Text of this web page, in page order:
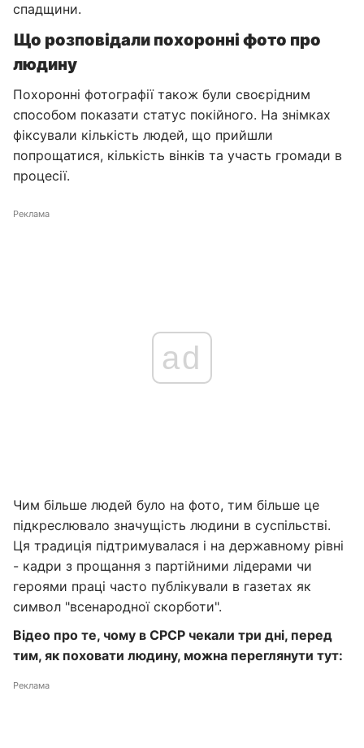
спадщини.
Що розповідали похоронні фото про
людину
Похоронні фотографії також були своєрідним
способом показати статус покійного. На знімках
фіксували кількість людей, що прийшли
попрощатися, кількість вінків та участь громади в
процесії.
Реклама
ad
Чим більше людей було на фото, тим більше це
підкреслювало значущість людини в суспільстві.
Ця традиція підтримувалася і на державному рівні
- кадри з прощання з партійними лідерами чи
героями праці часто публікували в газетах як
символ "всенародної скорботи".
Відео про те, чому в СРСР чекали три дні, перед
тим, як поховати людину, можна переглянути тут:
Реклама